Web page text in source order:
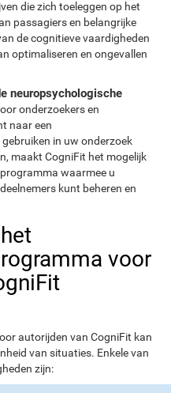
die zich toeleggen op het
passagiers en belangrijke
de cognitieve vaardigheden
optimaliseren en ongevallen
neuropsychologische
onderzoekers en
naar een
in uw onderzoek
maakt CogniFit het mogelijk
waarmee u
kunt beheren en
voor
autorijden van CogniFit kan
van situaties. Enkele van
zijn: